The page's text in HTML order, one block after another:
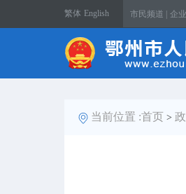
繁体 English 市民频道 | 企
当前位置 :首页 >